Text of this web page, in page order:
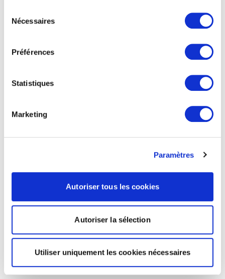
Nécessaires
Préférences
Statistiques
Marketing
Paramètres
Autoriser tous les cookies
Autoriser la sélection
Utiliser uniquement les cookies nécessaires